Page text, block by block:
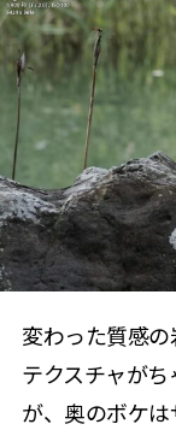
変わった質感
テクスチャが
が、奥のボケは